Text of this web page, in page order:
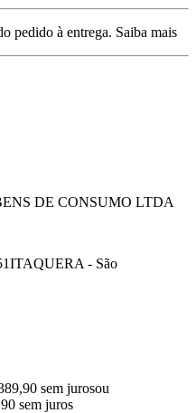
pedido à entrega. Saiba mais
DE CONSUMO LTDA
ITAQUERA - São
sem jurosou
sem juros